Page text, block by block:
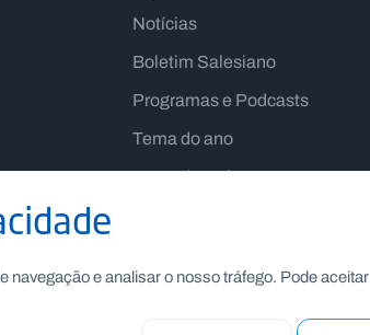
Notícias
Boletim Salesiano
Programas e Podcasts
Tema do ano
Lema do Reitor-Mor
e analisar o nosso tráfego. Pode